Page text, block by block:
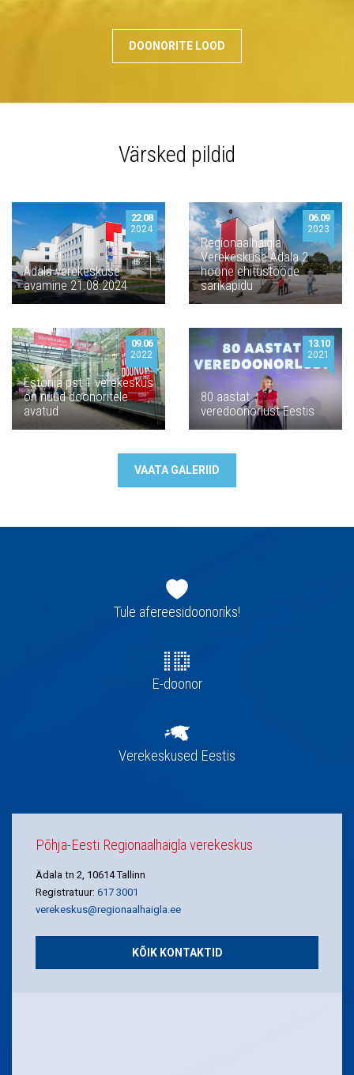
DOONORITE LOOD
Värsked pildid
Ädala verekeskuse
avamine 21.08.2024
22.08
2024
Regionaalhaigla
Verekeskuse Ädala 2
hoone ehitustööde
sarikapidu
06.09
2023
Estonia pst 1 verekeskus
on nüüd doonoritele
avatud
09.06
2022
80 aastat
veredoonorlust Eestis
13.10
2021
VAATA GALERIID
navigatsioonTule afereesidoonoriks!
E-doonor
Verekeskused Eestis
Põhja-Eesti Regionaalhaigla verekeskus
Ädala tn 2, 10614 Tallinn
Registratuur: 617 3001
verekeskus@regionaalhaigla.ee
KÕIK KONTAKTID